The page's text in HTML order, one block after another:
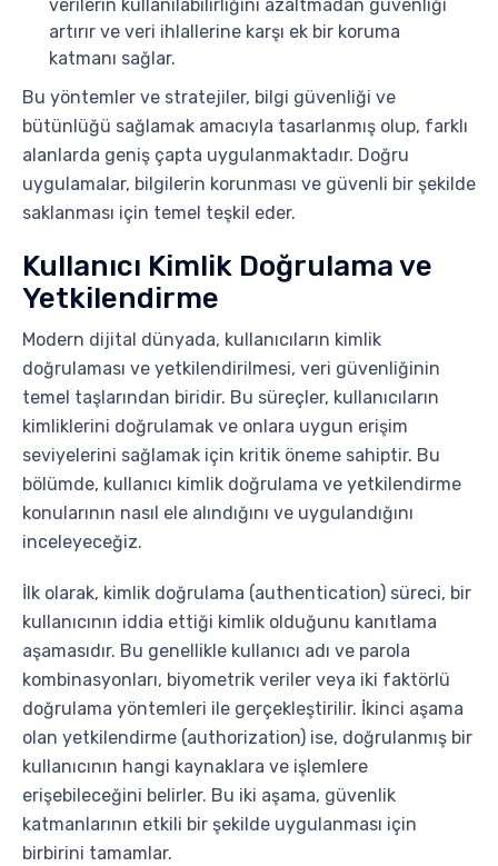
verilerin kullanılabilirliğini azaltmadan güvenliği
artırır ve veri ihlallerine karşı ek bir koruma
katmanı sağlar.
Bu yöntemler ve stratejiler, bilgi güvenliği ve
bütünlüğü sağlamak amacıyla tasarlanmış olup, farklı
alanlarda geniş çapta uygulanmaktadır. Doğru
uygulamalar, bilgilerin korunması ve güvenli bir şekilde
saklanması için temel teşkil eder.
Kullanıcı Kimlik Doğrulama ve
Yetkilendirme
Modern dijital dünyada, kullanıcıların kimlik
doğrulaması ve yetkilendirilmesi, veri güvenliğinin
temel taşlarından biridir. Bu süreçler, kullanıcıların
kimliklerini doğrulamak ve onlara uygun erişim
seviyelerini sağlamak için kritik öneme sahiptir. Bu
bölümde, kullanıcı kimlik doğrulama ve yetkilendirme
konularının nasıl ele alındığını ve uygulandığını
inceleyeceğiz.
İlk olarak, kimlik doğrulama (authentication) süreci, bir
kullanıcının iddia ettiği kimlik olduğunu kanıtlama
aşamasıdır. Bu genellikle kullanıcı adı ve parola
kombinasyonları, biyometrik veriler veya iki faktörlü
doğrulama yöntemleri ile gerçekleştirilir. İkinci aşama
olan yetkilendirme (authorization) ise, doğrulanmış bir
kullanıcının hangi kaynaklara ve işlemlere
erişebileceğini belirler. Bu iki aşama, güvenlik
katmanlarının etkili bir şekilde uygulanması için
birbirini tamamlar.